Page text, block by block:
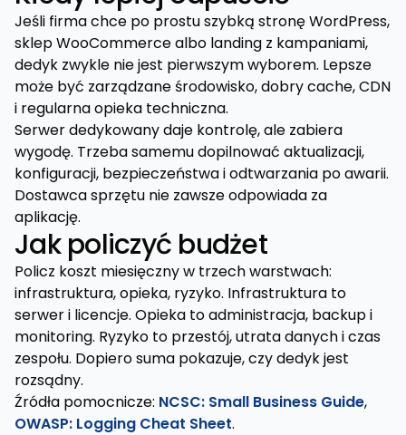
Jeśli firma chce po prostu szybką stronę WordPress,
sklep WooCommerce albo landing z kampaniami,
dedyk zwykle nie jest pierwszym wyborem. Lepsze
może być zarządzane środowisko, dobry cache, CDN
i regularna opieka techniczna.
Serwer dedykowany daje kontrolę, ale zabiera
wygodę. Trzeba samemu dopilnować aktualizacji,
konfiguracji, bezpieczeństwa i odtwarzania po awarii.
Dostawca sprzętu nie zawsze odpowiada za
aplikację.
Jak policzyć budżet
Policz koszt miesięczny w trzech warstwach:
infrastruktura, opieka, ryzyko. Infrastruktura to
serwer i licencje. Opieka to administracja, backup i
monitoring. Ryzyko to przestój, utrata danych i czas
zespołu. Dopiero suma pokazuje, czy dedyk jest
rozsądny.
Źródła pomocnicze: NCSC: Small Business Guide,
OWASP: Logging Cheat Sheet.